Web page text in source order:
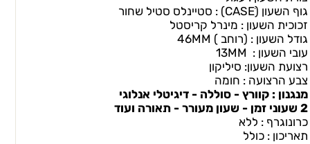
גוף השעון (CASEׂ) : סטיינלס סטיל שחור
זכוכית השעון : מינרל קריסטל
גודל השעון : (רוחב ) 46MM
עובי השעון : 13MM
רצועת השעון: סיליקון
צבע הרצועה : חומה
מנגנון : קוורץ - סוללה - דיגיטלי אנלוגי
2 שעוני זמן - שעון מעורר - תאורה ועוד
כרונוגרף : ללא
תאריכון : כולל